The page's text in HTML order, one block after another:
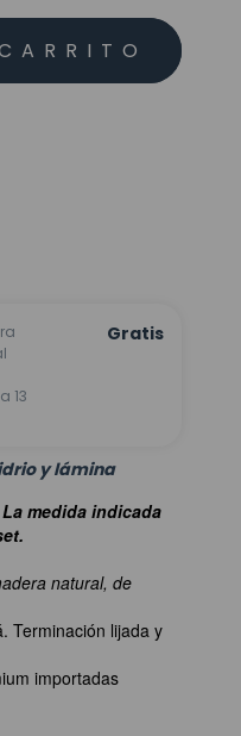
13
Gratis
y lámina
medida indicada
natural, de
Terminación lijada y
importadas